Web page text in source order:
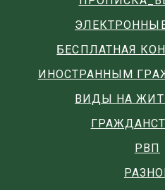
БЕСПЛАТНАЯ
ИНОСТРАННЫМ
ВИДЫ НА
РВП